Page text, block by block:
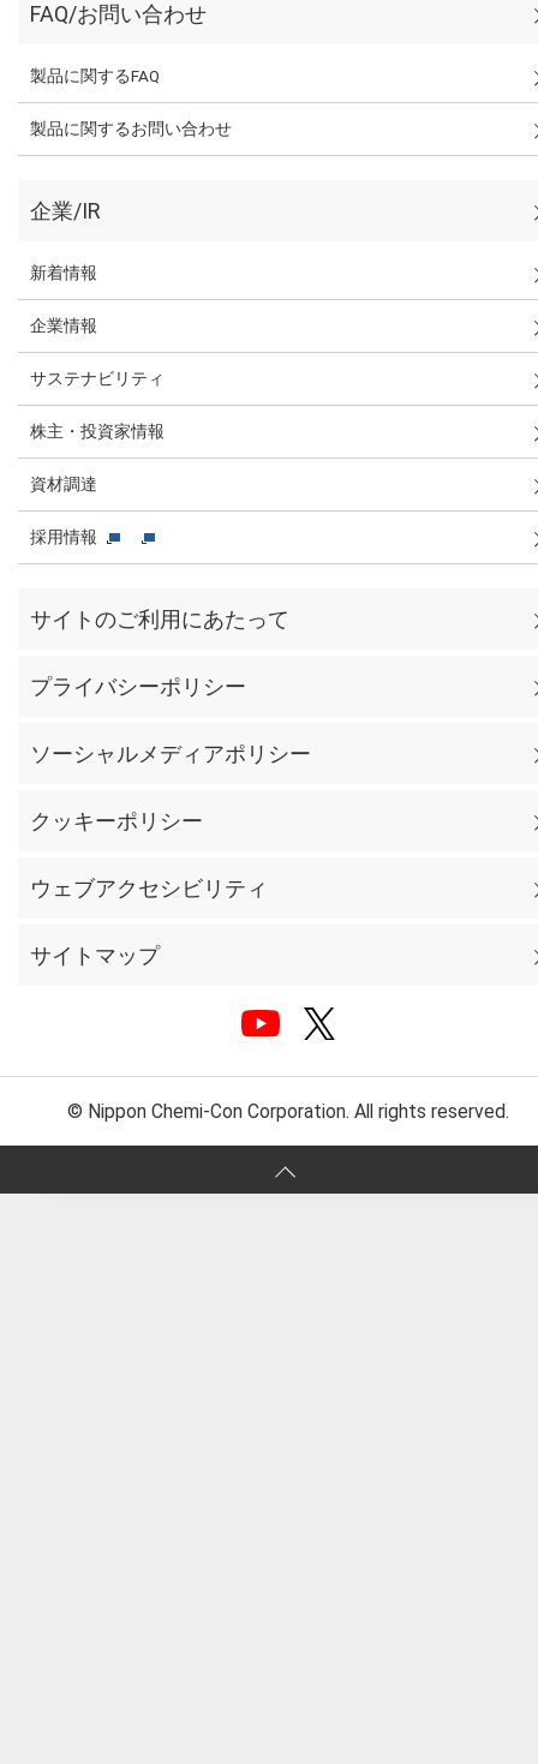
FAQ/お問い合わせ
製品に関するFAQ
製品に関するお問い合わせ
企業/IR
新着情報
企業情報
サステナビリティ
株主・投資家情報
資材調達
採用情報
サイトのご利用にあたって
プライバシーポリシー
ソーシャルメディアポリシー
クッキーポリシー
ウェブアクセシビリティ
サイトマップ
© Nippon Chemi-Con Corporation. All rights reserved.